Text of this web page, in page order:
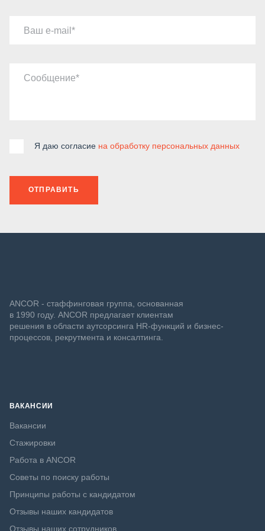
Ваш e-mail
Сообщение
Я даю согласие на обработку персональных данных
ОТПРАВИТЬ
ANCOR - стаффинговая группа, основанная
в 1990 году. ANCOR предлагает клиентам
решения в области аутсорсинга HR-функций и бизнес-
процессов, рекрутмента и консалтинга.
ВАКАНСИИ
Вакансии
Стажировки
Работа в ANCOR
Советы по поиску работы
Принципы работы с кандидатом
Отзывы наших кандидатов
Отзывы наших сотрудников